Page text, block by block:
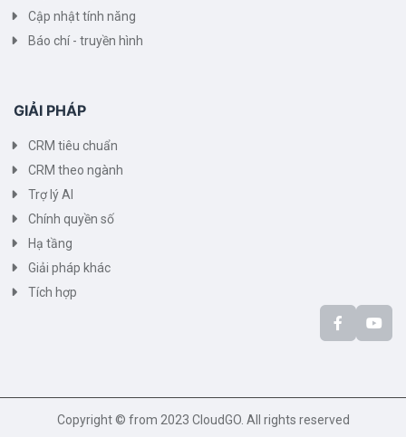
Cập nhật tính năng
Báo chí - truyền hình
GIẢI PHÁP
CRM tiêu chuẩn
CRM theo ngành
Trợ lý AI
Chính quyền số
Hạ tầng
Giải pháp khác
Tích hợp
Copyright © from 2023 CloudGO. All rights reserved